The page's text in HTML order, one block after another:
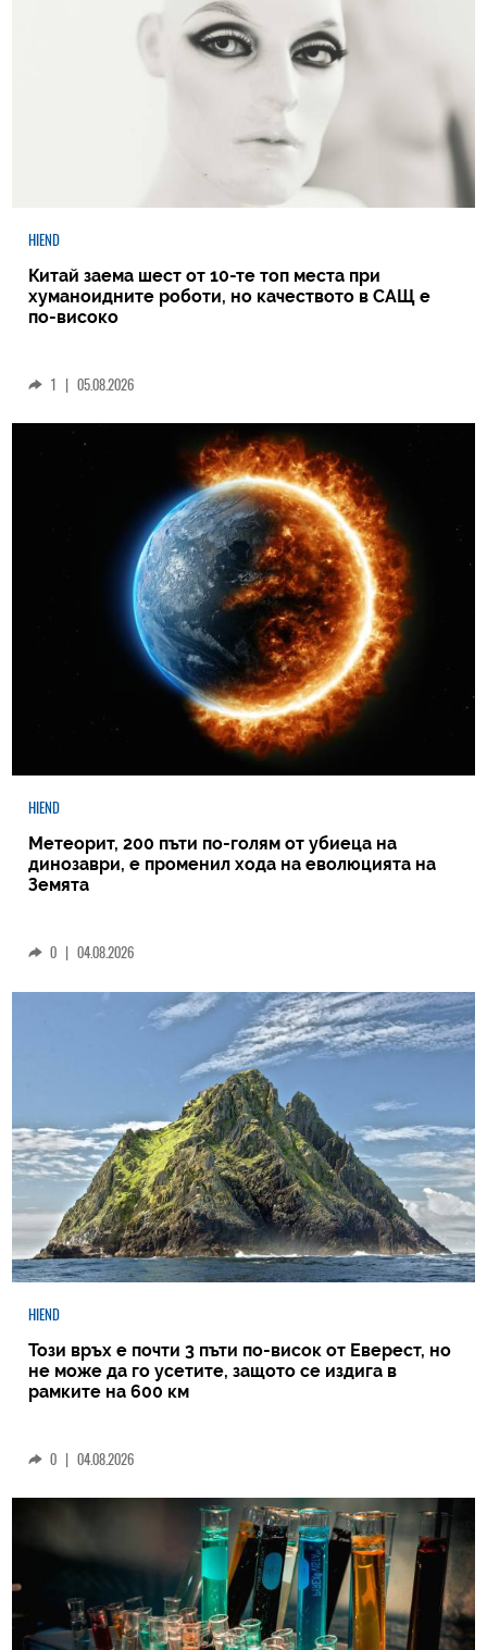
HIEND
Китай заема шест от 10-те топ места при
хуманоидните роботи, но качеството в САЩ е
по-високо
1 | 05.08.2026
HIEND
Метеорит, 200 пъти по-голям от убиеца на
динозаври, е променил хода на еволюцията на
Земята
0 | 04.08.2026
HIEND
Този връх е почти 3 пъти по-висок от Еверест, но
не може да го усетите, защото се издига в
рамките на 600 км
0 | 04.08.2026